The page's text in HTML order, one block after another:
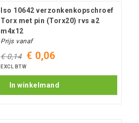
Iso 10642 verzonkenkopschroef
Torx met pin (Torx20) rvs a2
m4x12
Prijs vanaf
€ 0,14 € 0,06
EXCL BTW
In winkelmand